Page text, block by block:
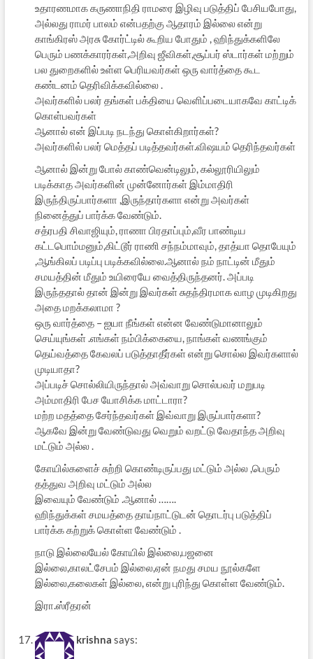
உதாரணமாக கருணாநிதி ராமரை இழிவு படுத்திப் பேசியபோது,
அல்லது ராமர் பாலம் என்பதற்கு ஆதாரம் இல்லை என்று
காங்கிரஸ் அரசு கோர்ட்டில் கூறிய போதும் , ஹிந்துக்களிலே
பெரும் பணக்காரர்கள்,அறிவு ஜீவிகள்,சூப்பர் ஸ்டார்கள் மற்றும்
பல துறைகளில் உள்ள பெரியவர்கள் ஒரு வார்த்தை கூட
கண்டனம் தெரிவிக்கவில்லை .
அவர்களில் பலர் தங்கள் பக்தியை வெளிப்படையாகவே காட்டிக்
கொள்பவர்கள்
ஆனால் என் இப்படி நடந்து கொள்கிறார்கள்?
அவர்களில் பலர் மெத்தப் படித்தவர்கள்.விஷயம் தெரிந்தவர்கள்
ஆனால் இன்று போல் காண்வென்டிலும், கல்லூரியிலும்
படிக்காத அவர்களின் முன்னோர்கள் இம்மாதிரி
இருந்திருப்பார்களா ,இருந்தார்களா என்று அவர்கள்
நினைத்துப் பார்க்க வேண்டும்.
சத்ரபதி சிவாஜியும், ராணா பிரதாப்பும்,வீர பாண்டிய
கட்டபொம்மனும்,கிட்டூர் ராணி சந்நம்மாவும், தாத்யா தொபேயும்
,ஆங்கிலப் படிப்பு படிக்கவில்லை.ஆனால் நம் நாட்டின் மீதும்
சமயத்தின் மீதும் உயிரையே வைத்திருந்தனர். அப்படி
இருந்ததால் தான் இன்று இவர்கள் சுதந்திரமாக வாழ முடிகிறது
அதை மறக்கலாமா ?
ஒரு வார்த்தை – ஐயா நீங்கள் என்ன வேண்டுமானாலும்
செய்யுங்கள் .எங்கள் நம்பிக்கையை, நாங்கள் வணங்கும்
தெய்வத்தை கேவலப் படுத்தாதீர்கள் என்று சொல்ல இவர்களால்
முடியாதா?
அப்படிச் சொல்லியிருந்தால் அவ்வாறு சொல்பவர் மறுபடி
அம்மாதிரி பேச யோசிக்க மாட்டாரா?
மற்ற மதத்தை சேர்ந்தவர்கள் இவ்வாறு இருப்பார்களா?
ஆகவே இன்று வேண்டுவது வெறும் வறட்டு வேதாந்த அறிவு
மட்டும் அல்ல .
கோயில்களைச் சுற்றி கொண்டிருப்பது மட்டும் அல்ல ,பெரும்
தத்துவ அறிவு மட்டும் அல்ல
இவையும் வேண்டும் .ஆனால் …….
ஹிந்துக்கள் சமயத்தை தாய்நாட்டுடன் தொடர்பு படுத்திப்
பார்க்க கற்றுக் கொள்ள வேண்டும் .
நாடு இல்லையேல் கோயில் இல்லை,பஜனை
இல்லை,காலட்சேபம் இல்லை,ஏன் நமது சமய நூல்களே
இல்லை,கலைகள் இல்லை, என்று புரிந்து கொள்ள வேண்டும்.
இரா.ஸ்ரீதரன்
krishna says: